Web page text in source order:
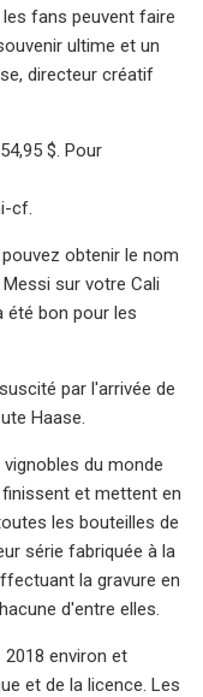
fans peuvent faire
ultime et un
directeur créatif
$. Pour
cf.
obtenir le nom
sur votre Cali
été bon pour les
par l'arrivée de
Haase.
du monde
finissent et mettent en
les bouteilles de
série fabriquée à la
la gravure en
d'entre elles.
environ et
et de la licence. Les